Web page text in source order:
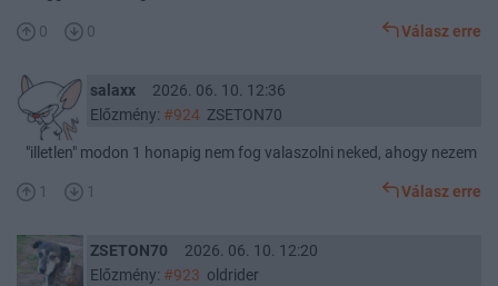
0 0 Válasz erre
salaxx
2026. 06. 10. 12:36
Előzmény: #924ZSETON70
"illetlen" modon 1 honapig nem fog valaszolni neked, ahogy nezem
1 1 Válasz erre
ZSETON70
2026. 06. 10. 12:20
Előzmény: #923 oldrider